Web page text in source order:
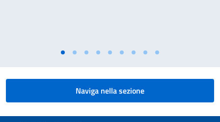
Naviga nella sezione